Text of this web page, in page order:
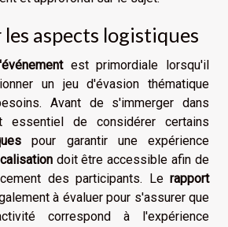
aspects logistiques
est primordiale lorsqu'il
un jeu d'évasion thématique
Avant de s'immerger dans
essentiel de considérer certains
pour garantir une expérience
doit être accessible afin de
des participants. Le rapport
à évaluer pour s'assurer que
correspond à l'expérience